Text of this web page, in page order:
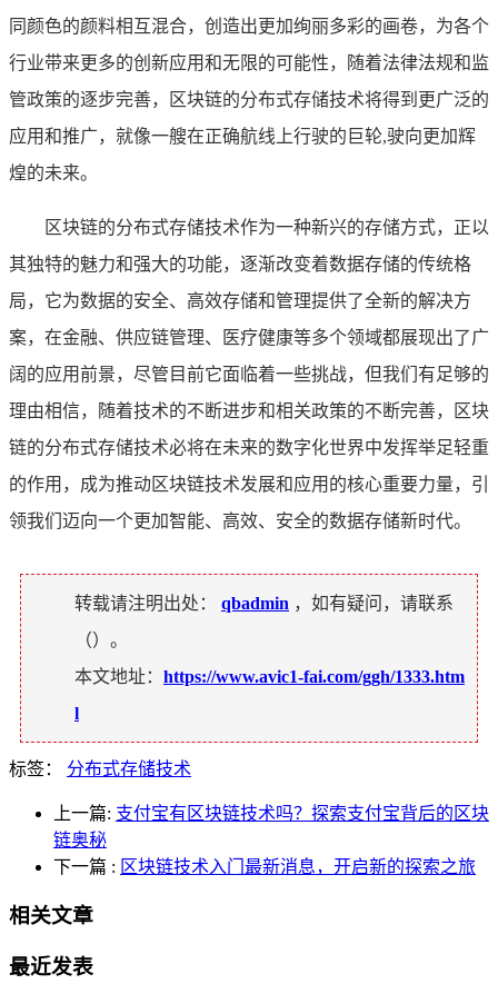
同颜色的颜料相互混合，创造出更加绚丽多彩的画卷，为各个
行业带来更多的创新应用和无限的可能性，随着法律法规和监
管政策的逐步完善，区块链的分布式存储技术将得到更广泛的
应用和推广，就像一艘在正确航线上行驶的巨轮,驶向更加辉
煌的未来。
区块链的分布式存储技术作为一种新兴的存储方式，正以
其独特的魅力和强大的功能，逐渐改变着数据存储的传统格
局，它为数据的安全、高效存储和管理提供了全新的解决方
案，在金融、供应链管理、医疗健康等多个领域都展现出了广
阔的应用前景，尽管目前它面临着一些挑战，但我们有足够的
理由相信，随着技术的不断进步和相关政策的不断完善，区块
链的分布式存储技术必将在未来的数字化世界中发挥举足轻重
的作用，成为推动区块链技术发展和应用的核心重要力量，引
领我们迈向一个更加智能、高效、安全的数据存储新时代。
转载请注明出处： qbadmin ，如有疑问，请联系
（）。
本文地址： https://www.avic1-fai.com/ggh/1333.htm
l
标签： 分布式存储技术
上一篇: 支付宝有区块链技术吗？探索支付宝背后的区块
链奥秘
下一篇 : 区块链技术入门最新消息，开启新的探索之旅
相关文章
最近发表